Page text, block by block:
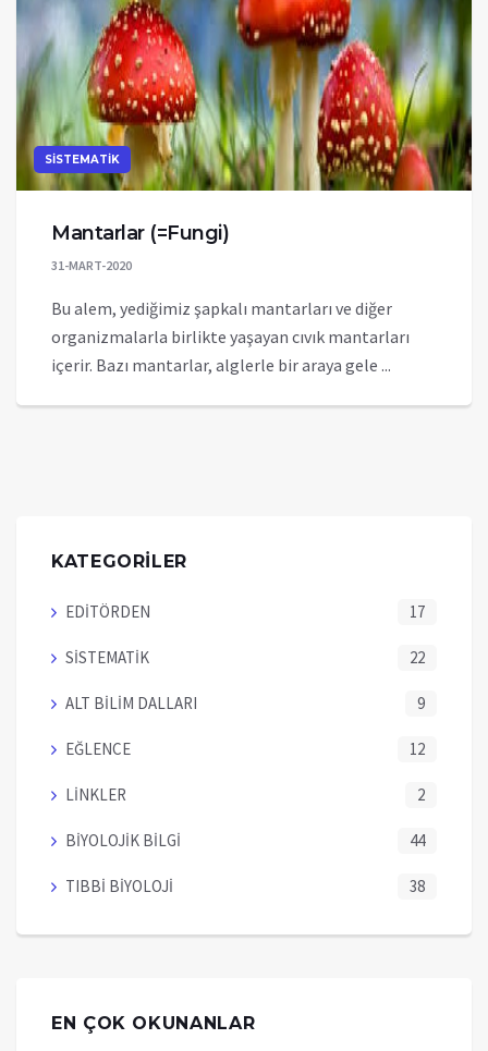
SİSTEMATİK
Mantarlar (=Fungi)
31-MART-2020
Bu alem, yediğimiz şapkalı mantarları ve diğer
organizmalarla birlikte yaşayan cıvık mantarları
içerir. Bazı mantarlar, alglerle bir araya gele ...
KATEGORİLER
EDİTÖRDEN 17
SİSTEMATİK 22
ALT BİLİM DALLARI 9
EĞLENCE 12
LİNKLER 2
BİYOLOJİK BİLGİ 44
TIBBİ BİYOLOJİ 38
EN ÇOK OKUNANLAR